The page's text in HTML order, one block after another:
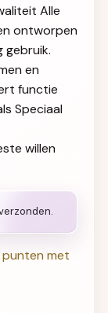
Alle
ontworpen
gebruik.
en
functie
Speciaal
willen
met